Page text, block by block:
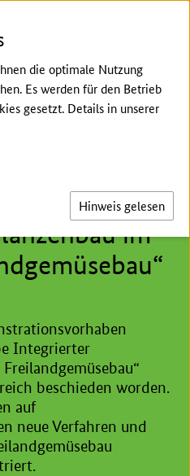
Seite
im
für die Praxis
Integrierter
beschieden worden.
auf
neue Verfahren und
die optimale Nutzung
Es werden für den Betrieb
gesetzt. Details in unserer
Hinweis gelesen